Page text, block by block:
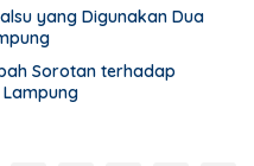
yang Digunakan Dua
Sorotan terhadap